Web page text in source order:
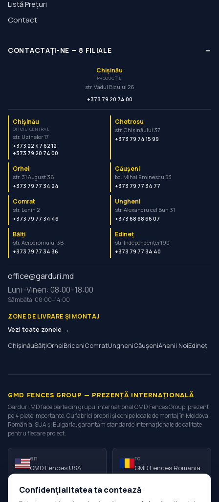
Listă Prețuri
Contact
CONTACTAȚI-NE — 8 FILIALE −
Chișinău
PRODUCȚIE
str. Vadul Bicului 26
+373 79 20 74 00
Chișinău
OFICIU CENTRAL
str. Uzinelor 17
+373 22 47 62 12
+373 79 20 74 00
Chetrosu
str. Chișinăului 37
+373 79 74 15 99
Orhei
str. 31 August 36
+373 79 77 34 24
Căușeni
bd. Mihai Eminescu 53
+373 79 77 34 77
Comrat
str. Lenin 2
+373 79 77 34 46
Ungheni
str. Alexandru cel Bun 31
+373 68 68 66 07
Bălți
str. Aerodromului 3B
+373 79 77 34 36
Edineț
str. Independenței 190
+373 79 77 34 40
office@garduri.md
Luni–Vineri: 08:00–18:00
Sâmbătă: 08:00–14:00
ZONE DE LIVRARE ȘI MONTAJ
Vezi toate zonele →
ChișinăuBălțiOrheiBriceniComratUngheniCăușeniAnenii NoiEdineț
GMD FENCES GROUP — PREZENȚĂ INTERNAȚIONALĂ
Garduri.MD face parte din grupul internațional GMD Fences Group, prezent
pe 4 piețe importante. Cu fabrici proprii și echipe locale de montaj în Moldova,
România, SUA și Bulgaria, garantăm standarde internaționale de calitate
pentru fiecare proiect.
en
GMD Fences USA
ro
GMD Fences Romania
ro
Confidențialitatea ta contează